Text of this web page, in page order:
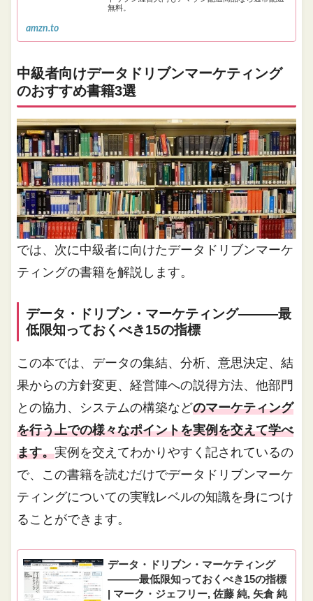
無料。
amzn.to
中級者向けデータドリブンマーケティング
のおすすめ書籍3選
では、次に中級者に向けたデータドリブンマーケ
ティングの書籍を解説します。
データ・ドリブン・マーケティング―――最
低限知っておくべき15の指標
この本では、データの集結、分析、意思決定、結
果からの方針変更、経営陣への説得方法、他部門
との協力、システムの構築などのマーケティング
を行う上での様々なポイントを実例を交えて学べ
ます。実例を交えてわかりやすく記されているの
で、この書籍を読むだけでデータドリブンマーケ
ティングについての実戦レベルの知識を身につけ
ることができます。
データ・ドリブン・マーケティング
―――最低限知っておくべき15の指標
| マーク・ジェフリー, 佐藤 純, 矢倉 純